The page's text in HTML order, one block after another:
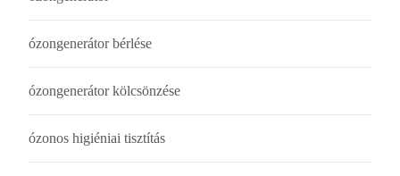
ózongenerátor bérlése
ózongenerátor kölcsönzése
ózonos higiéniai tisztítás